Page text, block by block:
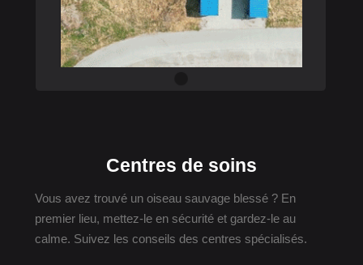
Centres de soins
Vous avez trouvé un oiseau sauvage blessé ? En
premier lieu, mettez-le en sécurité et gardez-le au
calme. Suivez les conseils des centres spécialisés.